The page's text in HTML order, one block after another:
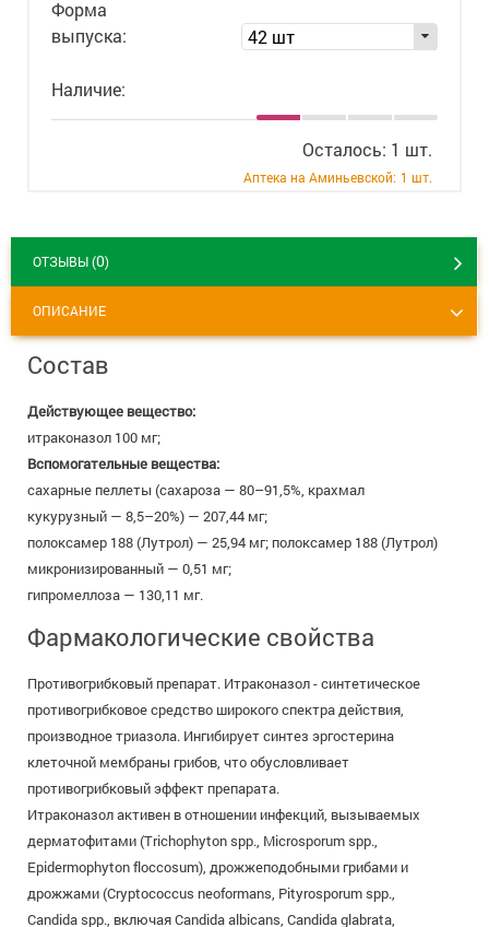
+7 (495) 921-40-74
Форма
выпуска:
42 шт
Наличие:
Осталось: 1 шт.
Аптека на Аминьевской: 1 шт.
ОТЗЫВЫ (0)
ОПИСАНИЕ
Состав
Действующее вещество:
итраконазол 100 мг;
Вспомогательные вещества:
сахарные пеллеты (сахароза — 80–91,5%, крахмал
кукурузный — 8,5–20%) — 207,44 мг;
полоксамер 188 (Лутрол) — 25,94 мг; полоксамер 188 (Лутрол)
микронизированный — 0,51 мг;
гипромеллоза — 130,11 мг.
Фармакологические свойства
Противогрибковый препарат. Итраконазол - синтетическое
противогрибковое средство широкого спектра действия,
производное триазола. Ингибирует синтез эргостерина
клеточной мембраны грибов, что обусловливает
противогрибковый эффект препарата.
Итраконазол активен в отношении инфекций, вызываемых
дерматофитами (Trichophyton spp., Microsporum spp.,
Epidermophyton floccosum), дрожжеподобными грибами и
дрожжами (Cryptococcus neoformans, Pityrosporum spp.,
Candida spp., включая Candida albicans, Candida glabrata,